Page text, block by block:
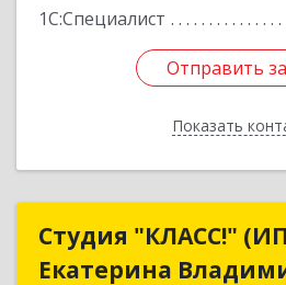
1С:Специалист
Отправить
Показать
Отправить
Назад
Студия "КЛАСС!"
Екатерина
Студия
Екатерина